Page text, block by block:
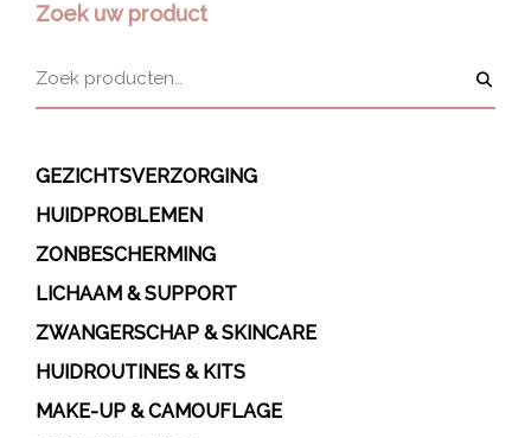
Zoek uw product
GEZICHTSVERZORGING
HUIDPROBLEMEN
ZONBESCHERMING
LICHAAM & SUPPORT
ZWANGERSCHAP & SKINCARE
HUIDROUTINES & KITS
MAKE-UP & CAMOUFLAGE